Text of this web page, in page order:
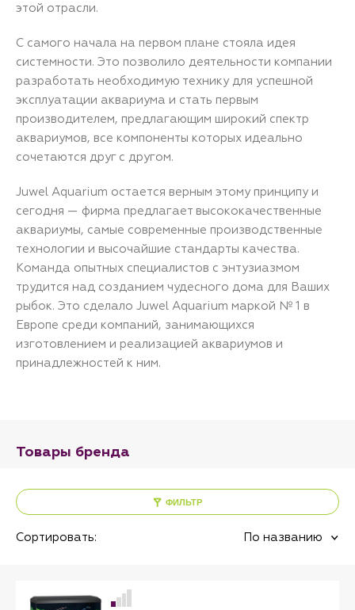
этой отрасли.
С самого начала на первом плане стояла идея
системности. Это позволило деятельности компании
разработать необходимую технику для успешной
эксплуатации аквариума и стать первым
производителем, предлагающим широкий спектр
аквариумов, все компоненты которых идеально
сочетаются друг с другом.
Juwel Aquarium остается верным этому принципу и
сегодня — фирма предлагает высококачественные
аквариумы, самые современные производственные
технологии и высочайшие стандарты качества.
Команда опытных специалистов с энтузиазмом
трудится над созданием чудесного дома для Ваших
рыбок. Это сделало Juwel Aquarium маркой № 1 в
Европе среди компаний, занимающихся
изготовлением и реализацией аквариумов и
принадлежностей к ним.
Товары бренда
ФИЛЬТР
Сортировать: По названию